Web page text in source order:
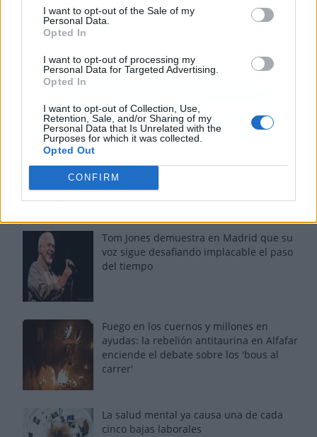
I want to opt-out of the Sale of my
Personal Data.
Opted In
I want to opt-out of processing my
Personal Data for Targeted Advertising.
Opted In
I want to opt-out of Collection, Use,
Retention, Sale, and/or Sharing of my
Personal Data that Is Unrelated with the
Purposes for which it was collected.
Opted Out
CONFIRM
Los más vistos
Tom Jones demuestra en Madrid que su
voz sigue desafiando implacable el paso
del tiempo
Fuego en los cuernos y millones en
ayudas: la rebelión antitaurina en Alfafar
enciende el debate sobre los 'bous al
carrer'
La salud mental ya causa una de cada
cinco bajas laborales